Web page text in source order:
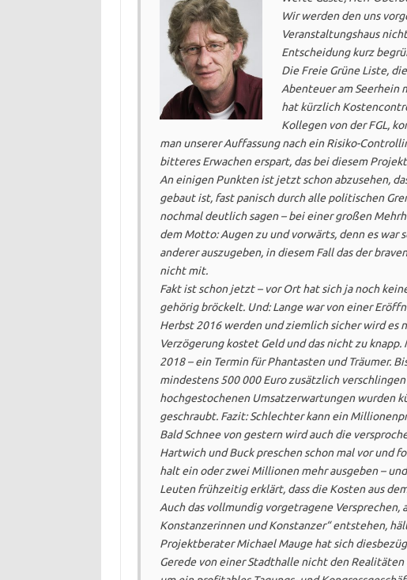
Wir werden den uns
Veranstaltungshaus
Entscheidung kurz
Die Freie Grüne Liste,
Abenteuer am Seerhein
hat kürzlich
Kollegen von der FGL,
man unserer Auffassung nach ein Risiko-
bitteres Erwachen erspart, das bei diesem
An einigen Punkten ist jetzt schon abzusehen,
gebaut ist, fast panisch durch alle politischen
nochmal deutlich sagen – bei einer großen
dem Motto: Augen zu und vorwärts, denn es war
anderer auszugeben, in diesem Fall das der
nicht mit.
Fakt ist schon jetzt – vor Ort hat sich ja noch
gehörig bröckelt. Und: Lange war von einer
Herbst 2016 werden und ziemlich sicher wird es
Verzögerung kostet Geld und das nicht zu
2018 – ein Termin für Phantasten und Träumer.
mindestens 500 000 Euro zusätzlich
hochgestochenen Umsatzerwartungen wurden
geschraubt. Fazit: Schlechter kann ein
Bald Schnee von gestern wird auch die
Hartwich und Buck preschen schon mal vor und
halt ein oder zwei Millionen mehr ausgeben –
Leuten frühzeitig erklärt, dass die Kosten aus
Auch das vollmundig vorgetragene Versprechen,
Konstanzerinnen und Konstanzer“ entstehen,
Projektberater Michael Mauge hat sich
Gerede von einer Stadthalle nicht den